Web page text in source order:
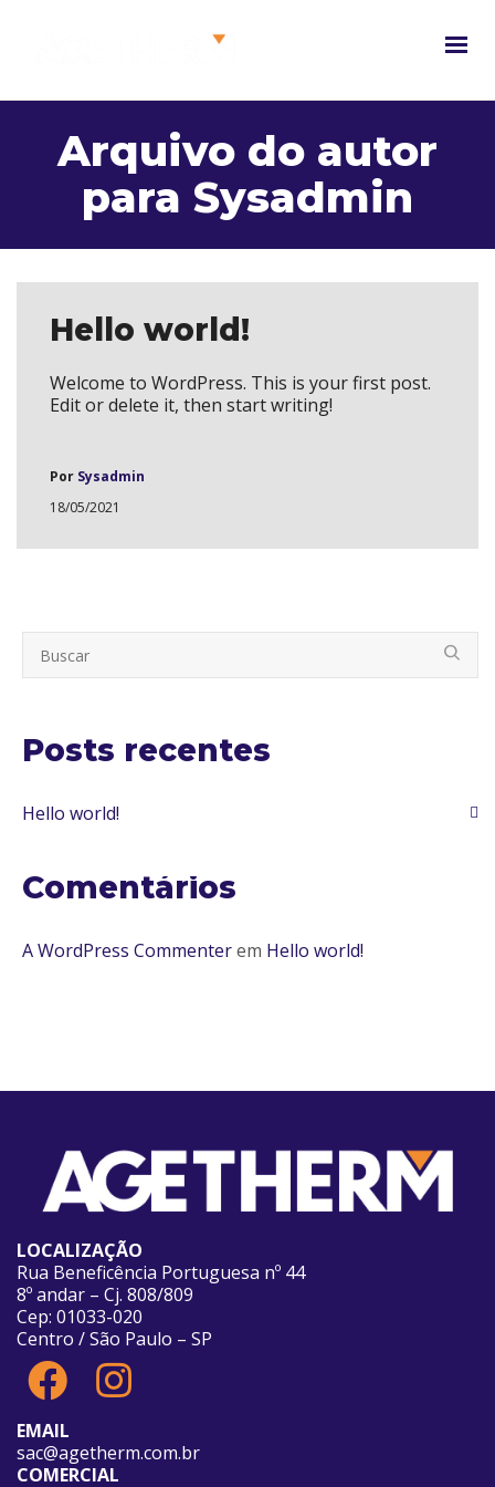
Arquivo do autor
para Sysadmin
Hello world!
Welcome to WordPress. This is your first post.
Edit or delete it, then start writing!
18/05/2021
Por Sysadmin
Posts recentes
Hello world!
Comentários
A WordPress Commenterem Hello world!
LOCALIZAÇÃO
Rua Beneficência Portuguesa nº 44
8º andar – Cj. 808/809
Cep: 01033-020
Centro / São Paulo – SP
EMAIL
sac@agetherm.com.br
COMERCIAL